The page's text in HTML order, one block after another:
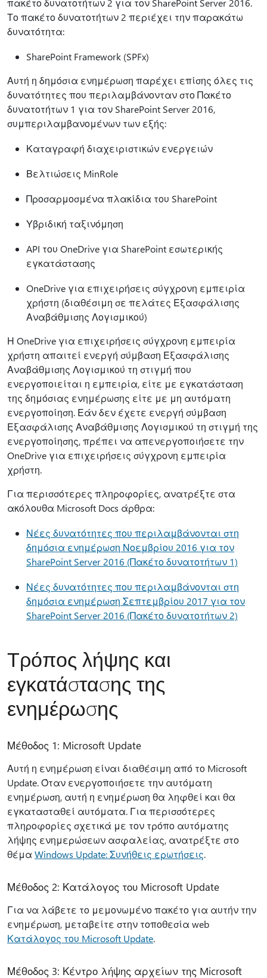
πακέτο δυνατοτήτων 2 για τον SharePoint Server 2016.
Το πακέτο δυνατοτήτων 2 περιέχει την παρακάτω
δυνατότητα:
SharePoint Framework (SPFx)
Αυτή η δημόσια ενημέρωση παρέχει επίσης όλες τις
δυνατότητες που περιλαμβάνονταν στο Πακέτο
δυνατοτήτων 1 για τον SharePoint Server 2016,
συμπεριλαμβανομένων των εξής:
Καταγραφή διαχειριστικών ενεργειών
Βελτιώσεις MinRole
Προσαρμοσμένα πλακίδια του SharePoint
Υβριδική ταξινόμηση
API του OneDrive για SharePoint εσωτερικής
εγκατάστασης
OneDrive για επιχειρήσεις σύγχρονη εμπειρία
χρήστη (διαθέσιμη σε πελάτες Εξασφάλισης
Αναβάθμισης Λογισμικού)
Η OneDrive για επιχειρήσεις σύγχρονη εμπειρία
χρήστη απαιτεί ενεργή σύμβαση Εξασφάλισης
Αναβάθμισης Λογισμικού τη στιγμή που
ενεργοποιείται η εμπειρία, είτε με εγκατάσταση
της δημόσιας ενημέρωσης είτε με μη αυτόματη
ενεργοποίηση. Εάν δεν έχετε ενεργή σύμβαση
Εξασφάλισης Αναβάθμισης Λογισμικού τη στιγμή της
ενεργοποίησης, πρέπει να απενεργοποιήσετε την
OneDrive για επιχειρήσεις σύγχρονη εμπειρία
χρήστη.
Για περισσότερες πληροφορίες, ανατρέξτε στα
ακόλουθα Microsoft Docs άρθρα:
Νέες δυνατότητες που περιλαμβάνονται στη
δημόσια ενημέρωση Νοεμβρίου 2016 για τον
SharePoint Server 2016 (Πακέτο δυνατοτήτων 1)
Νέες δυνατότητες που περιλαμβάνονται στη
δημόσια ενημέρωση Σεπτεμβρίου 2017 για τον
SharePoint Server 2016 (Πακέτο δυνατοτήτων 2)
Τρόπος λήψης και
εγκατάστασης της
ενημέρωσης
Μέθοδος 1: Microsoft Update
Αυτή η ενημέρωση είναι διαθέσιμη από το Microsoft
Update. Όταν ενεργοποιήσετε την αυτόματη
ενημέρωση, αυτή η ενημέρωση θα ληφθεί και θα
εγκατασταθεί αυτόματα. Για περισσότερες
πληροφορίες σχετικά με τον τρόπο αυτόματης
λήψης ενημερώσεων ασφαλείας, ανατρέξτε στο
θέμα Windows Update: Συνήθεις ερωτήσεις.
Μέθοδος 2: Κατάλογος του Microsoft Update
Για να λάβετε το μεμονωμένο πακέτο για αυτήν την
ενημέρωση, μεταβείτε στην τοποθεσία web
Κατάλογος του Microsoft Update.
Μέθοδος 3: Κέντρο λήψης αρχείων της Microsoft